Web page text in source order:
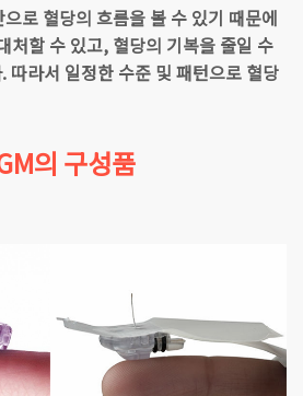
로 혈당의 흐름을 볼 수 있기 때문에
처할 수 있고, 혈당의 기복을 줄일 수
따라서 일정한 수준 및 패턴으로 혈당
의 구성품